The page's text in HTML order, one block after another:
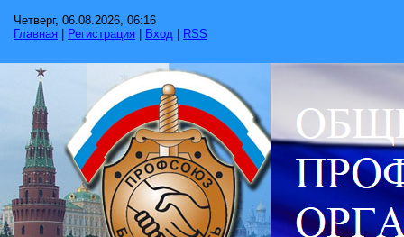
Четверг, 06.08.2026, 06:16
Главная
Регистрация Вход RSS